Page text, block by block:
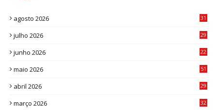
agosto 2026 31
julho 2026
29
junho 2026
22
maio 2026
51
abril 2026
29
março 2026
32